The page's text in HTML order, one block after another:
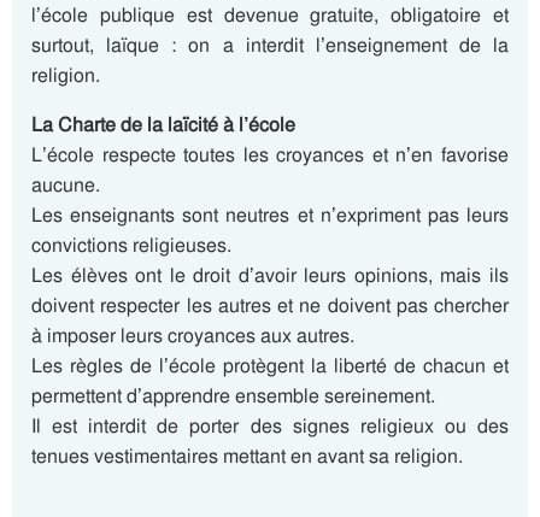
l’école publique est devenue gratuite, obligatoire et
surtout, laïque : on a interdit l’enseignement de la
religion.
La Charte de la laïcité à l’école
L’école respecte toutes les croyances et n’en favorise
aucune.
Les enseignants sont neutres et n’expriment pas leurs
convictions religieuses.
Les élèves ont le droit d’avoir leurs opinions, mais ils
doivent respecter les autres et ne doivent pas chercher
à imposer leurs croyances aux autres.
Les règles de l’école protègent la liberté de chacun et
permettent d’apprendre ensemble sereinement.
Il est interdit de porter des signes religieux ou des
tenues vestimentaires mettant en avant sa religion.